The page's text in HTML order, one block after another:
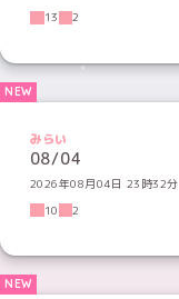
13
2
みらい
08/04
2026年08月04日 23時32分
10
2